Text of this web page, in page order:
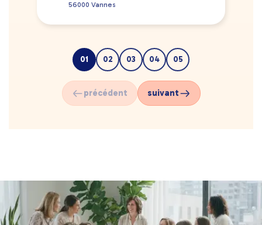
56000 Vannes
précédent
01 02 03 04 05
suivant